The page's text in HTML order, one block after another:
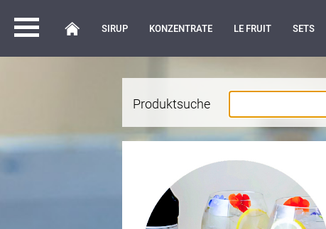
SIRUP KONZENTRATE LE FRUIT SETS
Produktsuche